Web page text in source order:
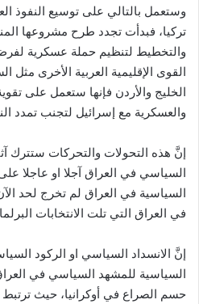
وستعمل بالتالي على توسيع النفوذ
تركيا، فبدأت تجدد طرح مشروعها
والتخطيط لتنظيم حملة عسكرية
القوى الإقليمية العربية الأخرى مثل
الخليج والأردن فإنها ستعمل على
والعسكرية مع إسرائيل لتجنب تمدد
إنَّ هذه التحولات والتحركات ستترك
السياسي في العراق آجلا او عاجلا
السياسية في العراق لم تخرج لحد
في العراق التي تلت الانتخابات
إنَّ الانسداد السياسي او الركود
السياسية للمشهد السياسي في
حسم الصراع في أوكرانيا، حيث ترتبط